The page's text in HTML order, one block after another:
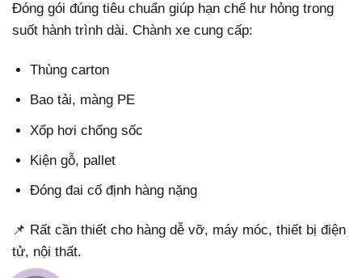
Đóng gói đúng tiêu chuẩn giúp hạn chế hư hỏng trong
suốt hành trình dài. Chành xe cung cấp:
Thùng carton
Bao tải, màng PE
Xốp hơi chống sốc
Kiện gỗ, pallet
Đóng đai cố định hàng nặng
📌 Rất cần thiết cho hàng dễ vỡ, máy móc, thiết bị điện
tử, nội thất.